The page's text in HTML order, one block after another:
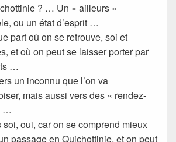
? … Un « ailleurs »
ou un état d’esprit …
part où on se retrouve, soi et
et où on peut se laisser porter par
…
un inconnu que l’on va
mais aussi vers des « rendez-
…
soi, oui, car on se comprend mieux
passage en Quichottinie, et on peut